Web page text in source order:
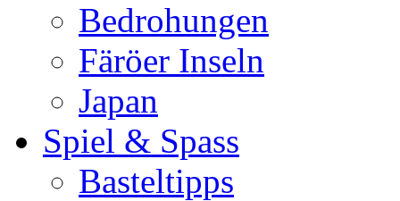
Bedrohungen
Färöer Inseln
Japan
Spiel & Spass
Basteltipps